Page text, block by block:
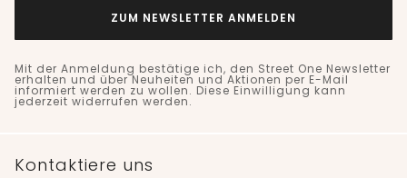
ZUM NEWSLETTER ANMELDEN
Mit der Anmeldung bestätige ich, den Street One Newsletter
erhalten und über Neuheiten und Aktionen per E-Mail
informiert werden zu wollen. Diese Einwilligung kann
jederzeit widerrufen werden.
Kontaktiere uns